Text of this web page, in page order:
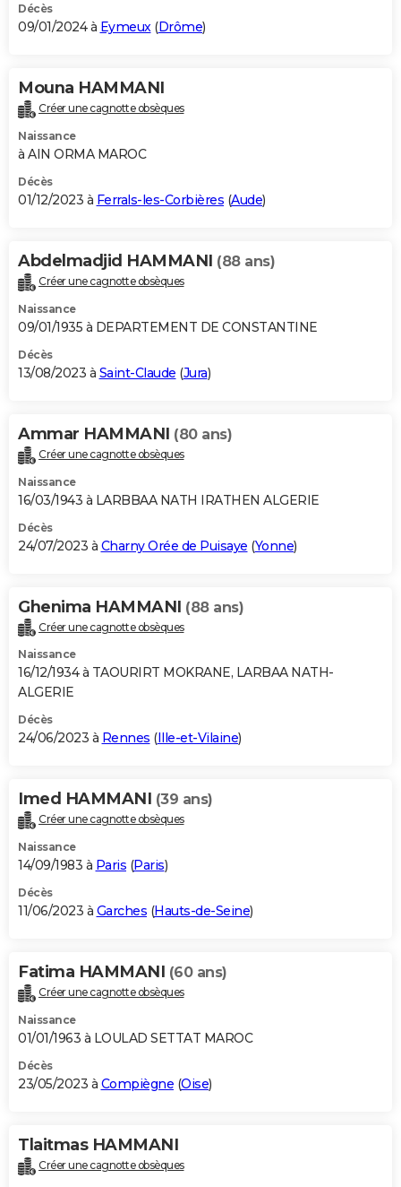
Décès
09/01/2024 à Eymeux(Drôme)
Mouna HAMMANI
Créer une cagnotte obsèques
Naissance
à AIN ORMA MAROC
Décès
01/12/2023 à Ferrals-les-Corbières (Aude)
Abdelmadjid HAMMANI (88 ans)
Créer une cagnotte obsèques
Naissance
09/01/1935 à DEPARTEMENT DE CONSTANTINE
Décès
13/08/2023 à Saint-Claude (Jura)
Ammar HAMMANI (80 ans)
Créer une cagnotte obsèques
Naissance
16/03/1943 à LARBBAA NATH IRATHEN ALGERIE
Décès
24/07/2023 à Charny Orée de Puisaye (Yonne)
Ghenima HAMMANI (88 ans)
Créer une cagnotte obsèques
Naissance
16/12/1934 à TAOURIRT MOKRANE, LARBAA NATH-
ALGERIE
Décès
24/06/2023 à Rennes (Ille-et-Vilaine)
Imed HAMMANI (39 ans)
Créer une cagnotte obsèques
Naissance
14/09/1983 à Paris (Paris)
Décès
11/06/2023 à Garches (Hauts-de-Seine)
Fatima HAMMANI (60 ans)
Créer une cagnotte obsèques
Naissance
01/01/1963 à LOULAD SETTAT MAROC
Décès
23/05/2023 à Compiègne (Oise)
Tlaitmas HAMMANI
Créer une cagnotte obsèques